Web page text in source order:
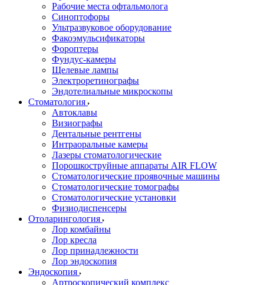
Рабочие места офтальмолога
Синоптофоры
Ультразвуковое оборудование
Факоэмульсификаторы
Фороптеры
Фундус-камеры
Щелевые лампы
Электроретинографы
Эндотелиальные микроскопы
Стоматология
Автоклавы
Визиографы
Дентальные рентгены
Интраоральные камеры
Лазеры стоматологические
Порошкоструйные аппараты AIR FLOW
Стоматологические проявочные машины
Стоматологические томографы
Стоматологические установки
Физиодиспенсеры
Отоларингология
Лор комбайны
Лор кресла
Лор принадлежности
Лор эндоскопия
Эндоскопия
Артроскопический комплекс